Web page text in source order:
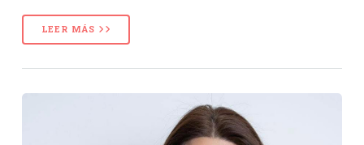
LEER MÁS